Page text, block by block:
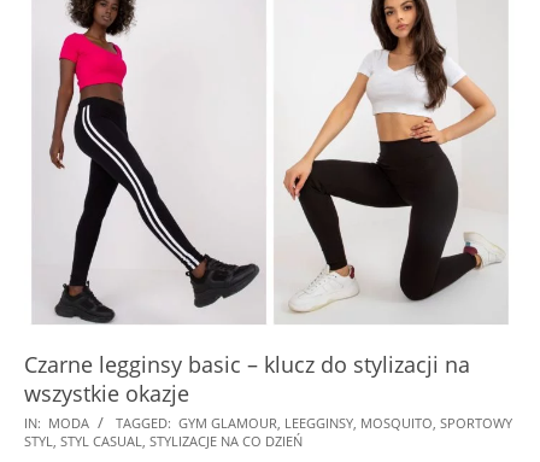
Czarne legginsy basic – klucz do stylizacji na
wszystkie okazje
2024-
12-
IN: MODA TAGGED: GYM GLAMOUR LEEGGINSY MOSQUITO SPORTOWY
STYL
STYL CASUAL STYLIZACJE NA CO DZIEŃ